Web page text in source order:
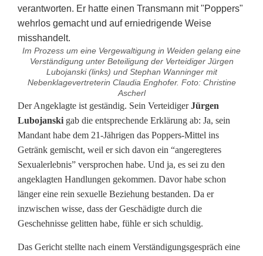
Im Prozess um eine Vergewaltigung in Weiden gelang eine
Verständigung unter Beteiligung der Verteidiger Jürgen
Lubojanski (links) und Stephan Wanninger mit
Nebenklagevertreterin Claudia Enghofer. Foto: Christine
Ascherl
4
2
-
J
ä
h
r
Der Angeklagte ist geständig. Sein VerteidigerJürgen
Lubojanski gab die entsprechende Erklärung ab: Ja, sein
Mandant habe dem 21-Jährigen das Poppers-Mittel ins
Getränk gemischt, weil er sich davon ein “angeregteres
Sexualerlebnis” versprochen habe. Und ja, es sei zu den
angeklagten Handlungen gekommen. Davor habe schon
länger eine rein sexuelle Beziehung bestanden. Da er
inzwischen wisse, dass der Geschädigte durch die
Geschehnisse gelitten habe, fühle er sich schuldig.
Das Gericht stellte nach einem Verständigungsgespräch eine